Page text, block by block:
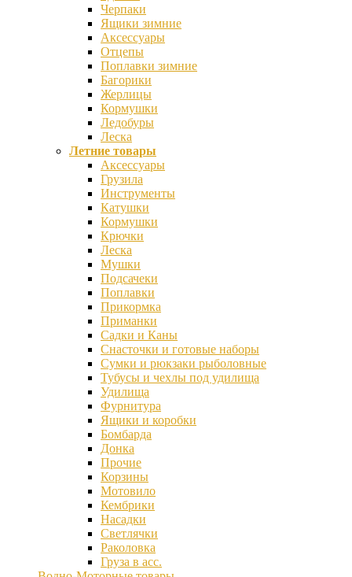
Черпаки
Ящики зимние
Аксессуары
Отцепы
Поплавки зимние
Багорики
Жерлицы
Кормушки
Ледобуры
Леска
Летние товары
Аксессуары
Грузила
Инструменты
Катушки
Кормушки
Крючки
Леска
Мушки
Подсачеки
Поплавки
Прикормка
Приманки
Садки и Каны
Снасточки и готовые наборы
Сумки и рюкзаки рыболовные
Тубусы и чехлы под удилища
Удилища
Фурнитура
Ящики и коробки
Бомбарда
Донка
Прочие
Корзины
Мотовило
Кембрики
Насадки
Светлячки
Раколовка
Груза в асс.